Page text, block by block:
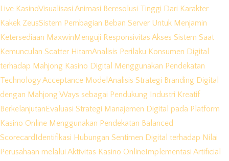
Live KasinoVisualisasi Animasi Beresolusi Tinggi Dari Karakter
Kakek ZeusSistem Pembagian Beban Server Untuk Menjamin
Ketersediaan Maxwin Menguji Responsivitas Akses Sistem Saat
Kemunculan Scatter HitamAnalisis Perilaku Konsumen Digital
terhadap Mahjong Kasino Digital Menggunakan Pendekatan
Technology Acceptance Model Analisis Strategi Branding Digital
dengan Mahjong Ways sebagai Pendukung Industri Kreatif
Berkelanjutan Evaluasi Strategi Manajemen Digital pada Platform
Kasino Online Menggunakan Pendekatan Balanced
Scorecard Identifikasi Hubungan Sentimen Digital terhadap Nilai
Perusahaan melalui Aktivitas Kasino Online Implementasi Artificial